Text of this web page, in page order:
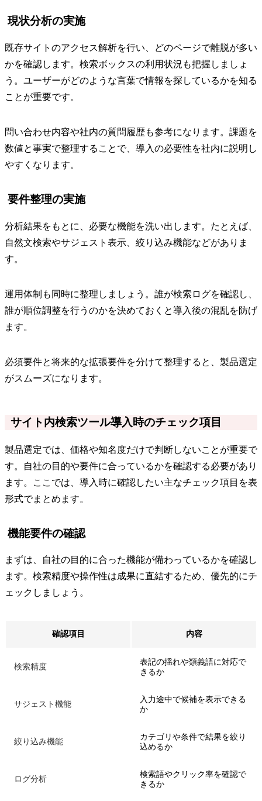
現状分析の実施
既存サイトのアクセス解析を行い、どのページで離脱が多い
かを確認します。検索ボックスの利用状況も把握しましょ
う。ユーザーがどのような言葉で情報を探しているかを知る
ことが重要です。
問い合わせ内容や社内の質問履歴も参考になります。課題を
数値と事実で整理することで、導入の必要性を社内に説明し
やすくなります。
要件整理の実施
分析結果をもとに、必要な機能を洗い出します。たとえば、
自然文検索やサジェスト表示、絞り込み機能などがありま
す。
運用体制も同時に整理しましょう。誰が検索ログを確認し、
誰が順位調整を行うのかを決めておくと導入後の混乱を防げ
ます。
必須要件と将来的な拡張要件を分けて整理すると、製品選定
がスムーズになります。
サイト内検索ツール導入時のチェック項目
製品選定では、価格や知名度だけで判断しないことが重要で
す。自社の目的や要件に合っているかを確認する必要があり
ます。ここでは、導入時に確認したい主なチェック項目を表
形式でまとめます。
機能要件の確認
まずは、自社の目的に合った機能が備わっているかを確認し
ます。検索精度や操作性は成果に直結するため、優先的にチ
ェックしましょう。
確認項目 内容
検索精度
表記の揺れや類義語に対応で
きるか
サジェスト機能
入力途中で候補を表示できる
か
絞り込み機能
カテゴリや条件で結果を絞り
込めるか
ログ分析
検索語やクリック率を確認で
きるか